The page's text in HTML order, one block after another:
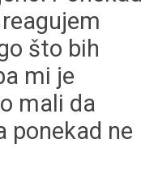
što bih
mi je
mali da
ponekad ne